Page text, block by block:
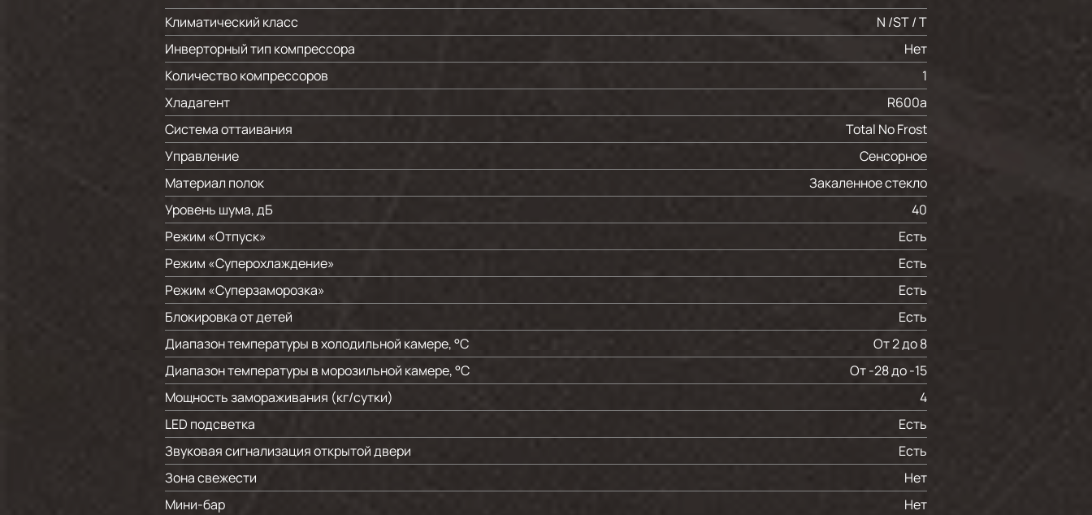
Климатический класс
N /ST / T
Инверторный тип компрессора
Нет
Количество компрессоров
1
Хладагент
R600a
Система оттаивания
Total No Frost
Управление
Сенсорное
Материал полок
Закаленное стекло
Уровень шума, дБ
40
Режим «Отпуск»
Есть
Режим «Суперохлаждение»
Есть
Режим «Суперзаморозка»
Есть
Блокировка от детей
Есть
Диапазон температуры в холодильной камере, °C
От 2 до 8
Диапазон температуры в морозильной камере, °C
От -28 до -15
Мощность замораживания (кг/cутки)
4
LED подсветка
Есть
Звуковая сигнализация открытой двери
Есть
Зона свежести
Нет
Мини-бар
Нет